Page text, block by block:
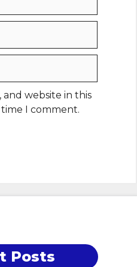
and website in this
I comment.
Posts